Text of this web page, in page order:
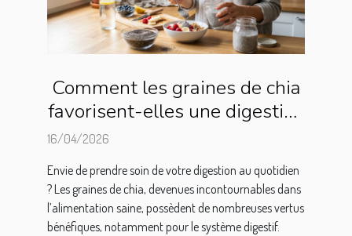
Comment les graines de chia
favorisent-elles une digestion
16/04/2026
Envie de prendre soin de votre digestion au quotidien
? Les graines de chia, devenues incontournables dans
l’alimentation saine, possèdent de nombreuses vertus
bénéfiques, notamment pour le système digestif.